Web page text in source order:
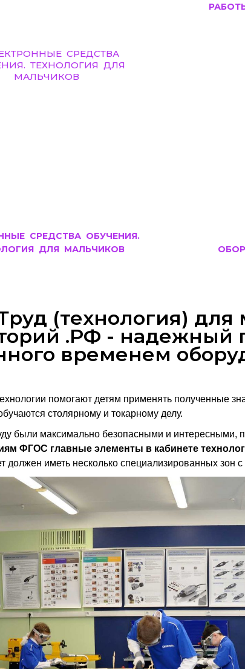
СРЕДСТВА ОБУЧЕНИЯ.
ДЛЯ МАЛЬЧИКОВ
(технология)
.РФ - надежный
временем
помогают детям применять полученные
столярному и токарному делу.
были максимально безопасными и интересными,
ФГОС главные элементы в кабинете
должен иметь несколько специализированных